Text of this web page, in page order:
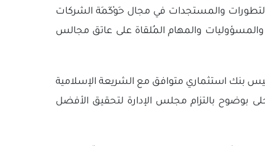
والمستجدات في مجال حَوْكَمَة الشركات
والمسؤوليات والمهام المُلقاة على عاتق مجالس
بنك استثماري متوافق مع الشريعة الإسلامية
بوضوح بالتزام مجلس الإدارة لتحقيق الأفضل